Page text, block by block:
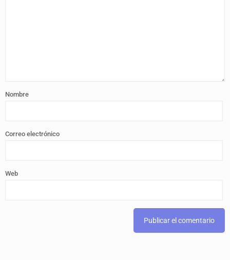
Nombre
Correo electrónico
Web